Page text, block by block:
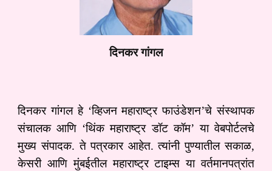
दिनकर गांगल
दिनकर गांगल हे ‘व्हिजन महाराष्ट्र फाउंडेशन’चे संस्थापक
संचालक आणि ‘थिंक महाराष्‍ट्र डॉट कॉम’ या वेबपोर्टलचे
मुख्‍य संपादक. ते पत्रकार आहेत. त्‍यांनी पुण्‍यातील सकाळ,
केसरी आणि मुंबईतील महाराष्‍ट्र टाइम्स या वर्तमानपत्रांत